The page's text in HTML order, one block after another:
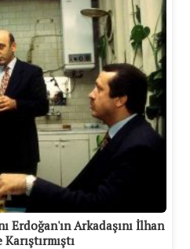
Erdoğan'ın Arkadaşını İlhan